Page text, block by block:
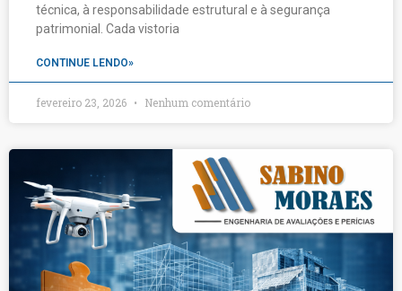
técnica, à responsabilidade estrutural e à segurança
patrimonial. Cada vistoria
CONTINUE LENDO»
fevereiro 23, 2026 Nenhum comentário